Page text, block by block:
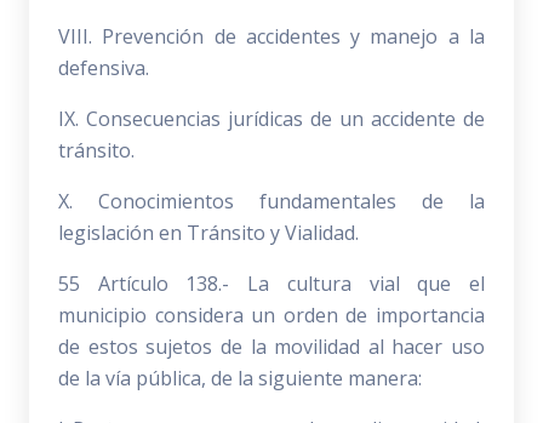
VIII. Prevención de accidentes y manejo a la
defensiva.
IX. Consecuencias jurídicas de un accidente de
tránsito.
X. Conocimientos fundamentales de la
legislación en Tránsito y Vialidad.
55 Artículo 138.- La cultura vial que el
municipio considera un orden de importancia
de estos sujetos de la movilidad al hacer uso
de la vía pública, de la siguiente manera: